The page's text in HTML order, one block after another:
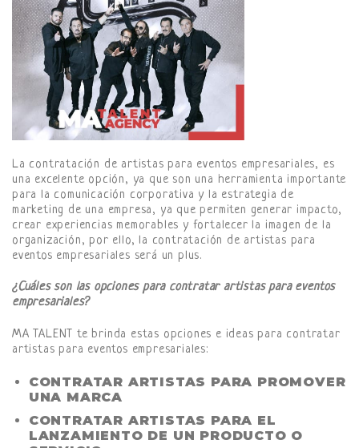
La contratación de artistas para eventos empresariales, es
una excelente opción, ya que son una herramienta importante
para la comunicación corporativa y la estrategia de
marketing de una empresa, ya que permiten generar impacto,
crear experiencias memorables y fortalecer la imagen de la
organización, por ello, la contratación de artistas para
eventos empresariales será un plus.
¿Cuáles son las opciones para contratar artistas para eventos
empresariales?
MA TALENT te brinda estas opciones e ideas para contratar
artistas para eventos empresariales:
CONTRATAR ARTISTAS PARA PROMOVER
UNA MARCA
CONTRATAR ARTISTAS PARA EL
LANZAMIENTO DE UN PRODUCTO O